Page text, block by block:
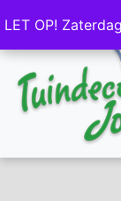
LET OP!
LET OP!